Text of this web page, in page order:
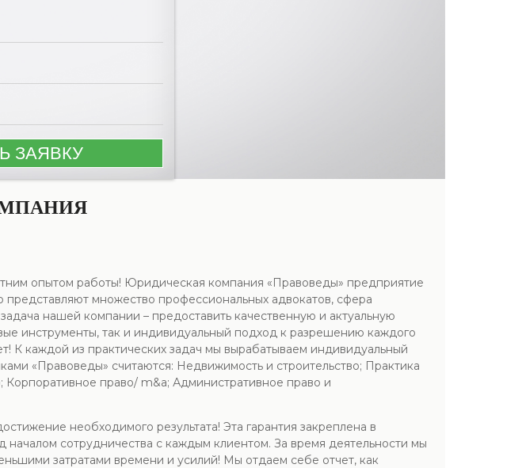
опытом работы! Юридическая компания «Правоведы» предприятие
множество профессиональных адвокатов, сфера
нашей компании – предоставить качественную и актуальную
инструменты, так и индивидуальный подход к разрешению каждого
К каждой из практических задач мы вырабатываем индивидуальный
«Правоведы» считаются: Недвижимость и строительство; Практика
право/ m&a; Административное право и
необходимого результата! Эта гарантия закреплена в
сотрудничества с каждым клиентом. За время деятельности мы
затратами времени и усилий! Мы отдаем себе отчет, как